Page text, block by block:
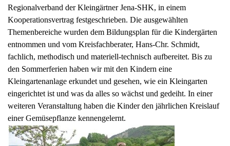
Regionalverband der Kleingärtner Jena-SHK, in einem
Kooperationsvertrag festgeschrieben. Die ausgewählten
Themenbereiche wurden dem Bildungsplan für die Kindergärten
entnommen und vom Kreisfachberater, Hans-Chr. Schmidt,
fachlich, methodisch und materiell-technisch aufbereitet. Bis zu
den Sommerferien haben wir mit den Kindern eine
Kleingartenanlage erkundet und gesehen, wie ein Kleingarten
eingerichtet ist und was da alles so wächst und gedeiht. In einer
weiteren Veranstaltung haben die Kinder den jährlichen Kreislauf
einer Gemüsepflanze kennengelernt.